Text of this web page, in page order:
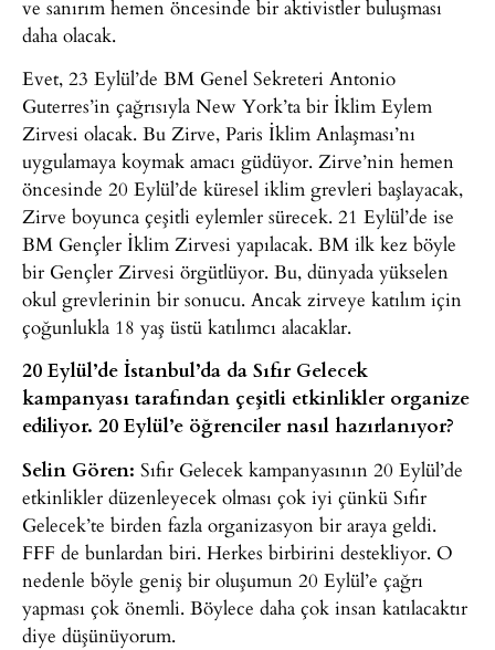
ve sanırım hemen öncesinde bir aktivistler buluşması
daha olacak.
Evet, 23 Eylül’de BM Genel Sekreteri Antonio
Guterres’in çağrısıyla New York’ta bir İklim Eylem
Zirvesi olacak. Bu Zirve, Paris İklim Anlaşması’nı
uygulamaya koymak amacı güdüyor. Zirve’nin hemen
öncesinde 20 Eylül’de küresel iklim grevleri başlayacak,
Zirve boyunca çeşitli eylemler sürecek. 21 Eylül’de ise
BM Gençler İklim Zirvesi yapılacak. BM ilk kez böyle
bir Gençler Zirvesi örgütlüyor. Bu, dünyada yükselen
okul grevlerinin bir sonucu. Ancak zirveye katılım için
çoğunlukla 18 yaş üstü katılımcı alacaklar.
20 Eylül’de İstanbul’da da Sıfır Gelecek
kampanyası tarafından çeşitli etkinlikler organize
ediliyor. 20 Eylül’e öğrenciler nasıl hazırlanıyor?
Selin Gören: Sıfır Gelecek kampanyasının 20 Eylül’de
etkinlikler düzenleyecek olması çok iyi çünkü Sıfır
Gelecek’te birden fazla organizasyon bir araya geldi.
FFF de bunlardan biri. Herkes birbirini destekliyor. O
nedenle böyle geniş bir oluşumun 20 Eylül’e çağrı
yapması çok önemli. Böylece daha çok insan katılacaktır
diye düşünüyorum.